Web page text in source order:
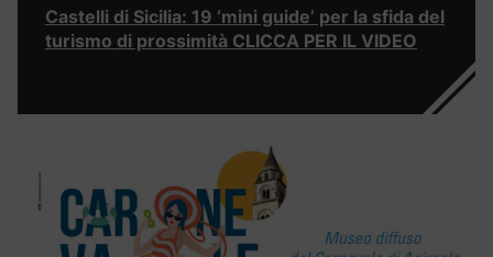
Castelli di Sicilia: 19 ‘mini guide’ per la sfida del
turismo di prossimità CLICCA PER IL VIDEO